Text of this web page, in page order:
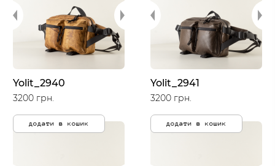
Yolit_2940
3200 грн.
додати в кошик
Yolit_2941
3200 грн.
додати в кошик